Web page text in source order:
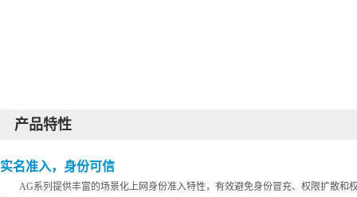
产品特性
实名准入，身份可信
AG系列 提供丰富的场景化上网身份准入特性，有效避免身份冒充、权限扩散和